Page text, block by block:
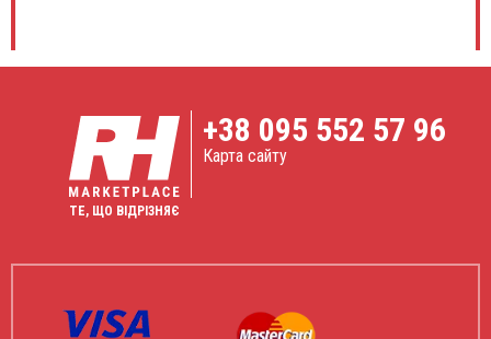
ТЕ, ЩО ВІДРІЗНЯЄ
+38 095 552 57 96
Карта сайту